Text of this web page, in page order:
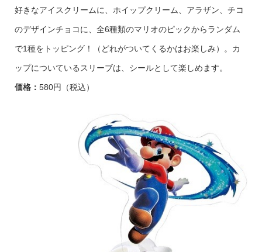
好きなアイスクリームに、ホイップクリーム、アラザン、チコ
のデザインチョコに、全6種類のマリオのピックからランダム
で1種をトッピング！（どれがついてくるかはお楽しみ）。カ
ップについているスリーブは、シールとして楽しめます。
価格： 580円（税込）